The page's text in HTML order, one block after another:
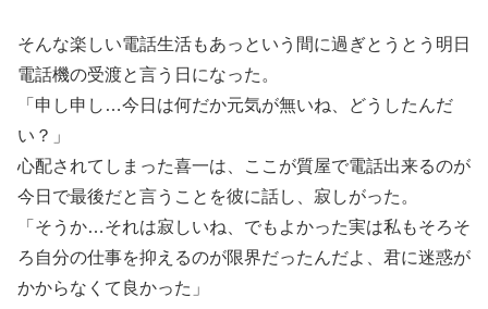
そんな楽しい電話生活もあっという間に過ぎとうとう明日
電話機の受渡と言う日になった。
「申し申し…今日は何だか元気が無いね、どうしたんだ
い？」
心配されてしまった喜一は、ここが質屋で電話出来るのが
今日で最後だと言うことを彼に話し、寂しがった。
「そうか…それは寂しいね、でもよかった実は私もそろそ
ろ自分の仕事を抑えるのが限界だったんだよ、君に迷惑が
かからなくて良かった」